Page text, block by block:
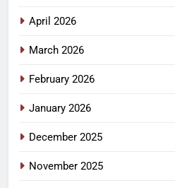
April 2026
March 2026
February 2026
January 2026
December 2025
November 2025